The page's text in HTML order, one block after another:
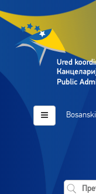
Bosanski